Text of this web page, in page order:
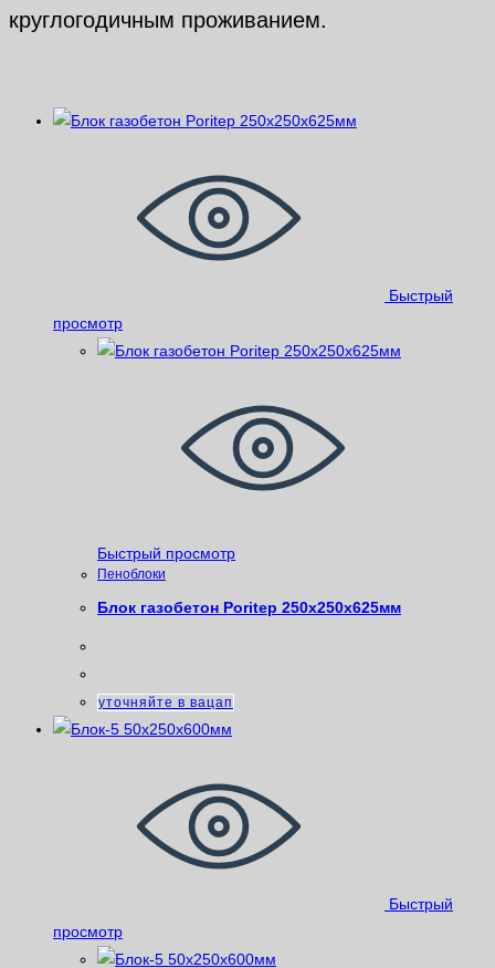
круглогодичным проживанием.
Быстрый
просмотр
Быстрый просмотр
Пеноблоки
Блок газобетон Poritep 250х250х625мм
уточняйте в вацап
Быстрый
просмотр